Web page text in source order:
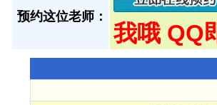
预约这位老师：
我哦 QQ